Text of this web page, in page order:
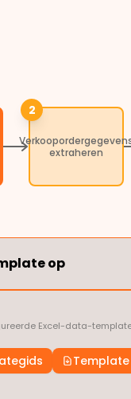
2
extraheren
op
Excel-data-